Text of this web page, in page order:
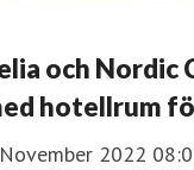
och Nordic
hotellrum
2022